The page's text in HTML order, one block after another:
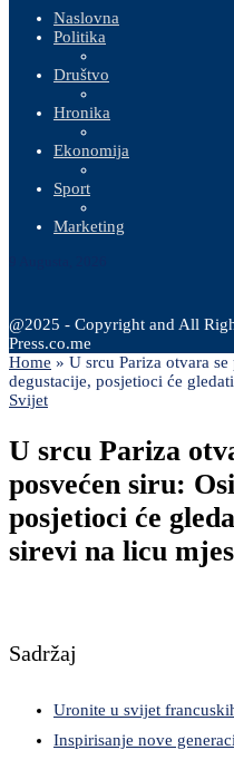
Naslovna
Politika
Društvo
Hronika
Ekonomija
Sport
Marketing
@2025 - Copyright and All
Press.co.me
Home » U srcu Pariza otvara
degustacije, posjetioci će
Svijet
U srcu Pariza
posvećen siru:
posjetioci će
sirevi na licu
Sadržaj
Uronite u svijet
Inspirisanje nove